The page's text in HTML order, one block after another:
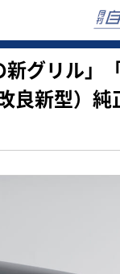
グリル」
良新型）